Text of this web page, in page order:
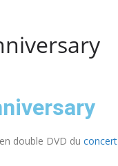
double DVD du concert